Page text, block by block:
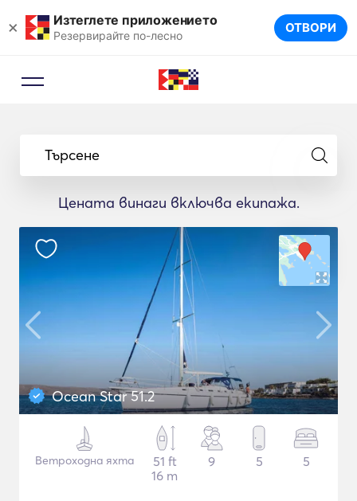
× Изтеглете приложението
Резервирайте по-лесно ОТВОРИ
Търсене
Цената винаги включва екипажа.
Ocean Star 51.2
Ветроходна яхта
51 ft
16 m
9 5 5